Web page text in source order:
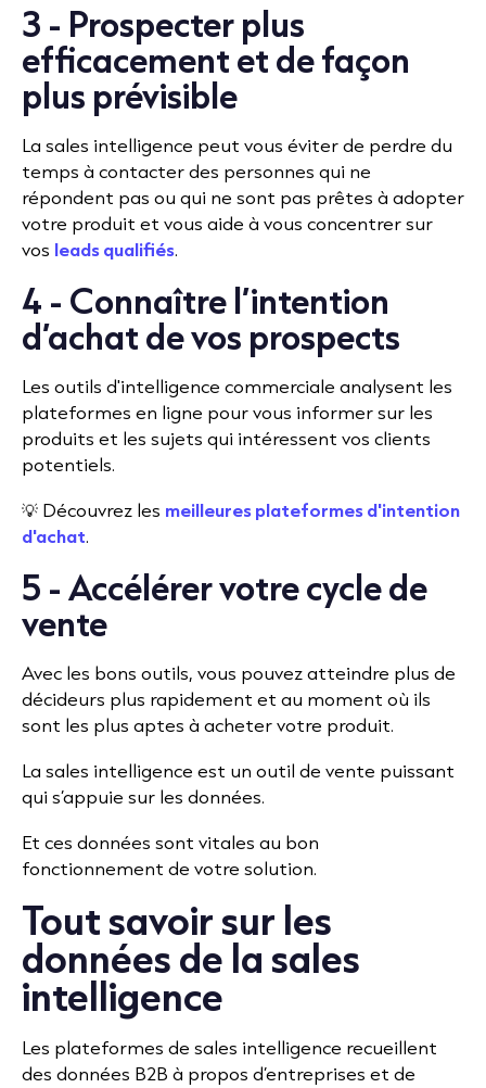
3 - Prospecter plus
efficacement et de façon
plus prévisible
La sales intelligence peut vous éviter de perdre du
temps à contacter des personnes qui ne
répondent pas ou qui ne sont pas prêtes à adopter
votre produit et vous aide à vous concentrer sur
vos leads qualifiés.
4 - Connaître l’intention
d’achat de vos prospects
Les outils d'intelligence commerciale analysent les
plateformes en ligne pour vous informer sur les
produits et les sujets qui intéressent vos clients
potentiels.
💡 Découvrez les meilleures plateformes d'intention
d'achat.
5 - Accélérer votre cycle de
vente
Avec les bons outils, vous pouvez atteindre plus de
décideurs plus rapidement et au moment où ils
sont les plus aptes à acheter votre produit.
La sales intelligence est un outil de vente puissant
qui s’appuie sur les données.
Et ces données sont vitales au bon
fonctionnement de votre solution.
Tout savoir sur les
données de la sales
intelligence
Les plateformes de sales intelligence recueillent
des données B2B à propos d’entreprises et de